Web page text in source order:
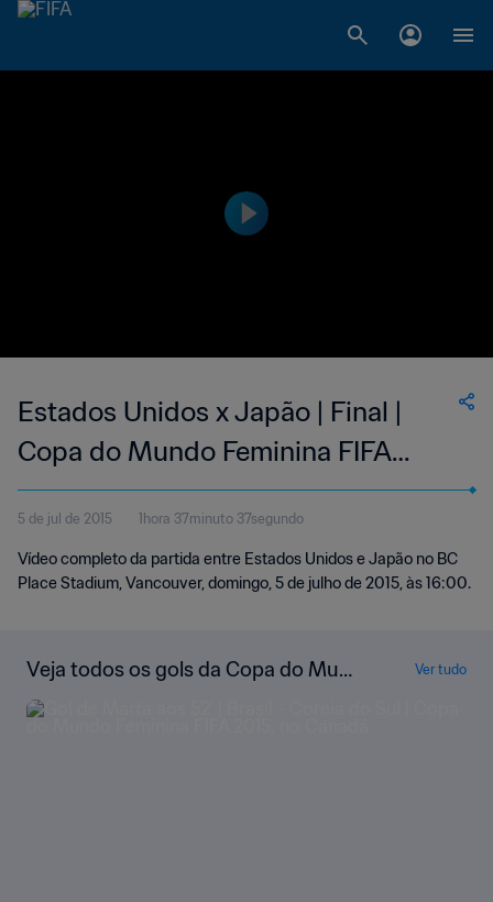
Estados Unidos x Japão | Final |
Copa do Mundo Feminina FIFA
2015, no Canadá | Jogo completo
5 de jul de 2015 1hora 37minuto 37segundo
Vídeo completo da partida entre Estados Unidos e Japão no BC
Place Stadium, Vancouver, domingo, 5 de julho de 2015, às 16:00.
Veja todos os gols da Copa do Mun
do Feminina da FIFA de 2015, no Ca
nadá
Ver tudo